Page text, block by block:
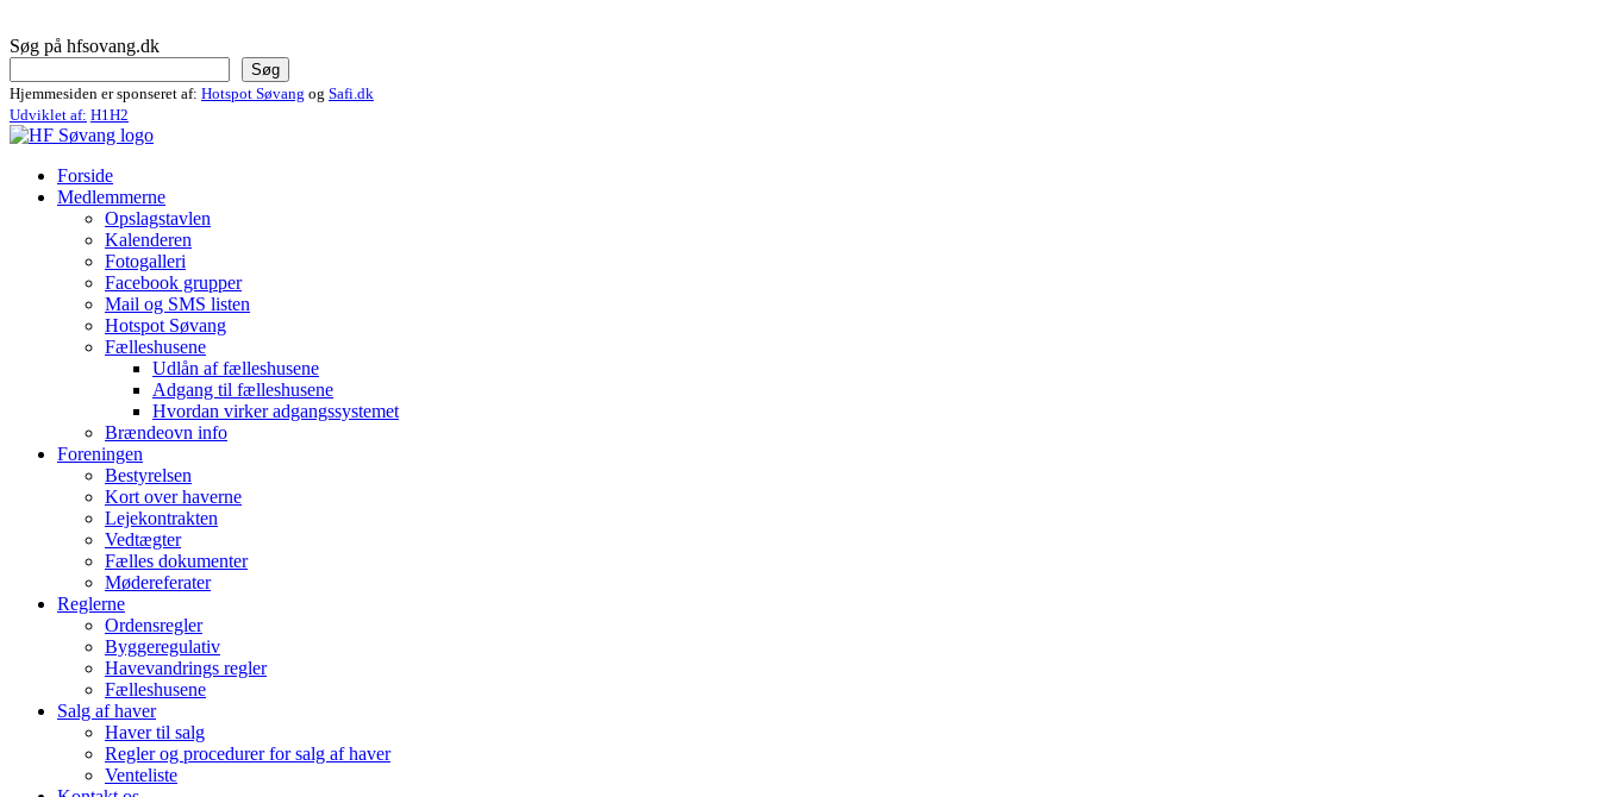
Søg på hfsovang.dk
Søg
Hjemmesiden er sponseret af: Hotspot Søvang og Safi.dk
Udviklet af: H1H2
Forside
Medlemmerne
Opslagstavlen
Kalenderen
Fotogalleri
Facebook grupper
Mail og SMS listen
Hotspot Søvang
Fælleshusene
Udlån af fælleshusene
Adgang til fælleshusene
Hvordan virker adgangssystemet
Brændeovn info
Foreningen
Bestyrelsen
Kort over haverne
Lejekontrakten
Vedtægter
Fælles dokumenter
Mødereferater
Reglerne
Ordensregler
Byggeregulativ
Havevandrings regler
Fælleshusene
Salg af haver
Haver til salg
Regler og procedurer for salg af haver
Venteliste